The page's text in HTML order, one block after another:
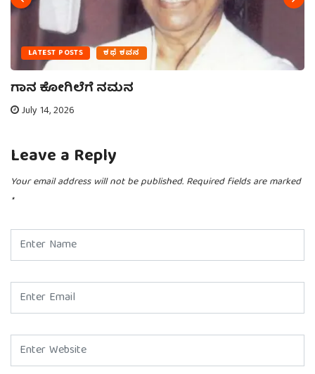
LATEST POSTS ಕಥೆ ಕವನ
ಗಾನ ಕೋಗಿಲೆಗೆ ನಮನ
July 14, 2026
Leave a Reply
Your email address will not be published. Required fields are marked
*